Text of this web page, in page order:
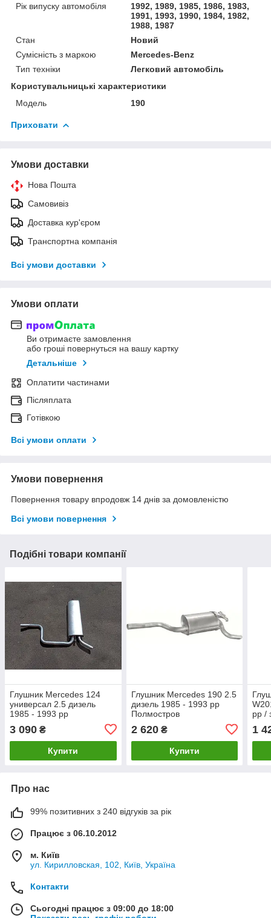
Рік випуску автомобіля
1992, 1989, 1985, 1986, 1983,
1991, 1993, 1990, 1984, 1982,
1988, 1987
Стан
Новий
Сумісність з маркою
Mercedes-Benz
Тип техніки
Легковий автомобіль
Користувальницькі характеристики
Мoдель
190
Приховати
Умови доставки
Нова Пошта
Самовивіз
Доставка кур'єром
Транспортна компанія
Всі умови доставки
Умови оплати
Ви отримаєте замовлення
або гроші повернуться на вашу картку
Детальніше
Оплатити частинами
Післяплата
Готівкою
Всі умови оплати
Умови повернення
Повернення товару впродовж 14 днів за домовленістю
Всі умови повернення
Подібні товари компанії
Глушник Mercedes 124
универсал 2.5 дизель
1985 - 1993 рр
3 090 ₴
Купити
Глушник Mercedes 190 2.5
дизель 1985 - 1993 рр
Полмостров
2 620₴
Купити
рр /
1
Про нас
99% позитивних з 240 відгуків за рік
Працює з 06.10.2012
м. Київ
ул. Кирилловская, 102, Київ, Україна
Контакти
Сьогодні працює з 09:00 до 18:00